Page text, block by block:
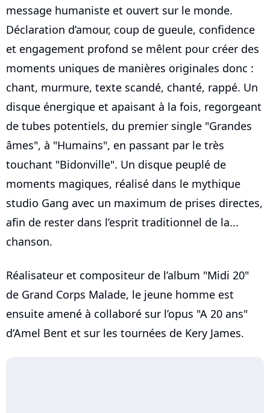
message humaniste et ouvert sur le monde.
Déclaration d’amour, coup de gueule, confidence
et engagement profond se mêlent pour créer des
moments uniques de manières originales donc :
chant, murmure, texte scandé, chanté, rappé. Un
disque énergique et apaisant à la fois, regorgeant
de tubes potentiels, du premier single "Grandes
âmes", à "Humains", en passant par le très
touchant "Bidonville". Un disque peuplé de
moments magiques, réalisé dans le mythique
studio Gang avec un maximum de prises directes,
afin de rester dans l’esprit traditionnel de la...
chanson.
Réalisateur et compositeur de l’album "Midi 20"
de Grand Corps Malade, le jeune homme est
ensuite amené à collaboré sur l’opus "A 20 ans"
d’Amel Bent et sur les tournées de Kery James.